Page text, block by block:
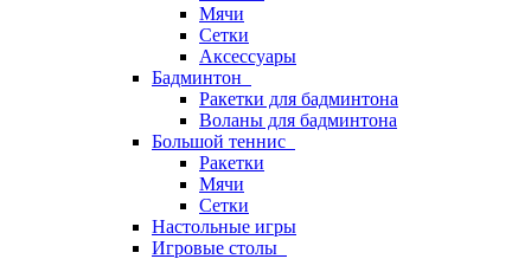
Мячи
Сетки
Аксессуары
Бадминтон
Ракетки для бадминтона
Воланы для бадминтона
Большой теннис
Ракетки
Мячи
Сетки
Настольные игры
Игровые столы